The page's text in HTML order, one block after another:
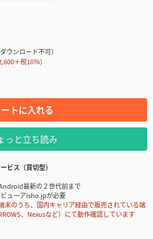
ウンロード不可）
＋税10％)
トに入れる
っと立ち読み
ビス（買切型）
最新の２世代前まで
ューアisho.jpが必要
のうち、国内キャリア経由で販売されている端
、Nexusなど）にて動作確認しています